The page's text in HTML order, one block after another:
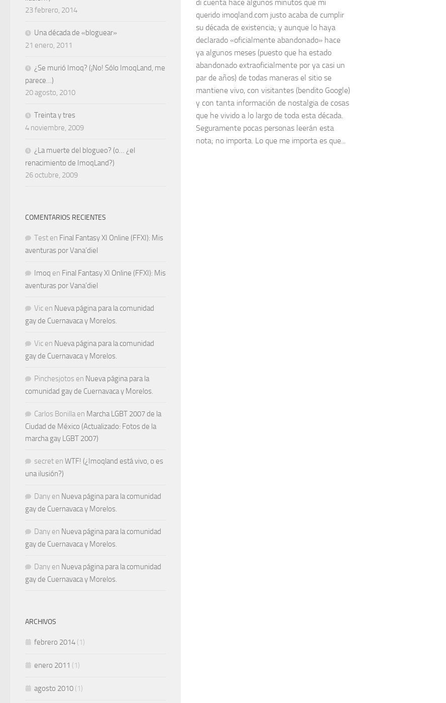
di cuenta hace algunos minutos que mi
querido imoqland.com justo acaba de cumplir
su década de existencia; y aunque lo haya
declarado «oficialmente abandonado» hace
ya algunos meses (puesto que ha estado
abandonado extraoficialmente por ya casi un
par de años) de todas maneras el sitio se
mantiene vivo, con visitantes (bendito Google)
y con tanta información de nostalgia de cosas
que he vivido a lo largo de toda esta década.
Seguramente pocas personas leerán esta
nota; no importa. Lo que me importa es que...
23 febrero, 2014
Una década de «bloguear»
21 enero, 2011
¿Se murió Imoq? (¡No! Sólo ImoqLand, me
parece…)
20 agosto, 2010
Treinta y tres
4 noviembre, 2009
¿La muerte del blogueo? (o… ¿el
renacimiento de ImoqLand?)
26 octubre, 2009
COMENTARIOS RECIENTES
Test en Final Fantasy XI Online (FFXI): Mis
aventuras por Vana’diel
Imoq en Final Fantasy XI Online (FFXI): Mis
aventuras por Vana’diel
Vic en Nueva página para la comunidad
gay de Cuernavaca y Morelos.
Vic en Nueva página para la comunidad
gay de Cuernavaca y Morelos.
Pinchesjotos en Nueva página para la
comunidad gay de Cuernavaca y Morelos.
Carlos Bonilla en Marcha LGBT 2007 de la
Ciudad de México (Actualizado: Fotos de la
marcha gay LGBT 2007)
secret en WTF! (¿Imoqland está vivo, o es
una ilusión?)
Dany en Nueva página para la comunidad
gay de Cuernavaca y Morelos.
Dany en Nueva página para la comunidad
gay de Cuernavaca y Morelos.
Dany en Nueva página para la comunidad
gay de Cuernavaca y Morelos.
ARCHIVOS
febrero 2014 (1)
enero 2011 (1)
agosto 2010 (1)